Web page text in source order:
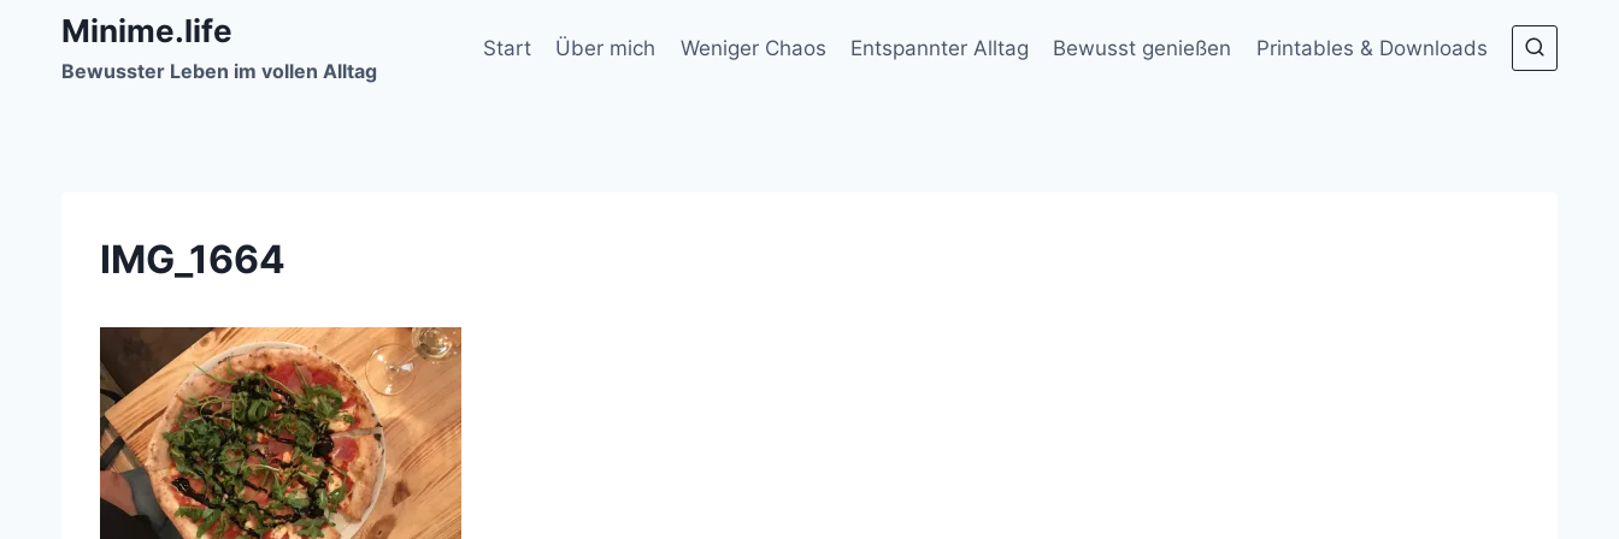
springen
Minime.life
Bewusster Leben im vollen Alltag
Start Über mich Weniger Chaos Entspannter Alltag Bewusst genießen Printables & Downloads
IMG_1664